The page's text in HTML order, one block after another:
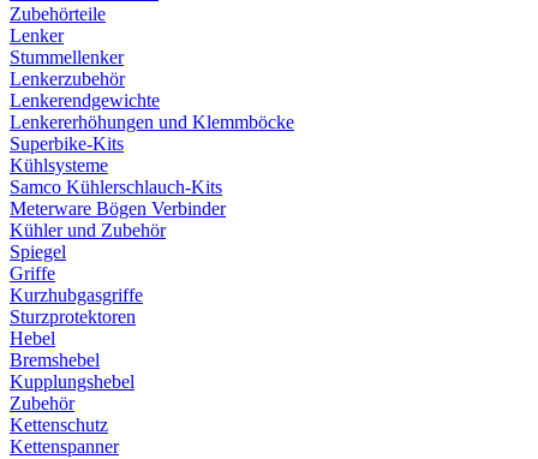
Zubehörteile
Lenker
Stummellenker
Lenkerzubehör
Lenkerendgewichte
Lenkererhöhungen und Klemmböcke
Superbike-Kits
Kühlsysteme
Samco Kühlerschlauch-Kits
Meterware Bögen Verbinder
Kühler und Zubehör
Spiegel
Griffe
Kurzhubgasgriffe
Sturzprotektoren
Hebel
Bremshebel
Kupplungshebel
Zubehör
Kettenschutz
Kettenspanner